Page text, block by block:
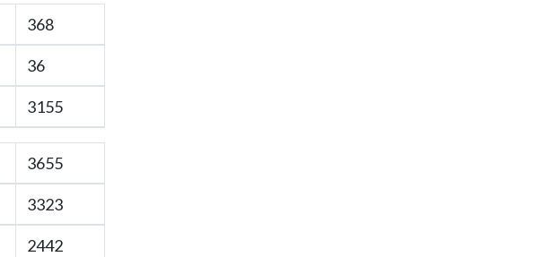
368
36
3155
3655
3323
2442